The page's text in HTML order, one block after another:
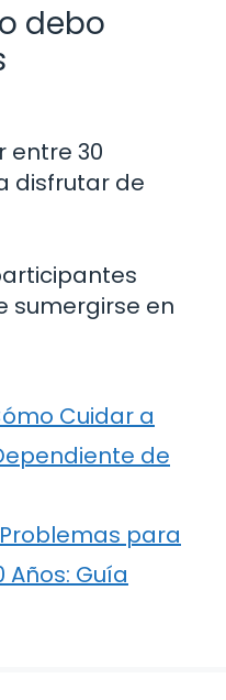
debo
entre 30
disfrutar de
sumergirse en
Cuidar a
de
para
Años: Guía